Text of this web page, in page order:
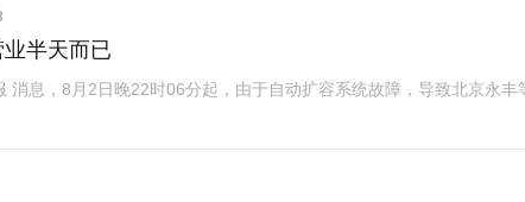
半天而已
消息，8月2日晚22时06分起，由于自动扩容系统故障，导致北京永丰